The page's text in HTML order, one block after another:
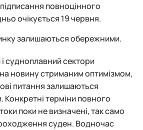
повноцінного
очікується 19 червня.
залишаються обережними.
судноплавний сектори
новину стриманим оптимізмом,
питання залишаються
Конкретні терміни повного
поки не визначені, так само
суден. Водночас